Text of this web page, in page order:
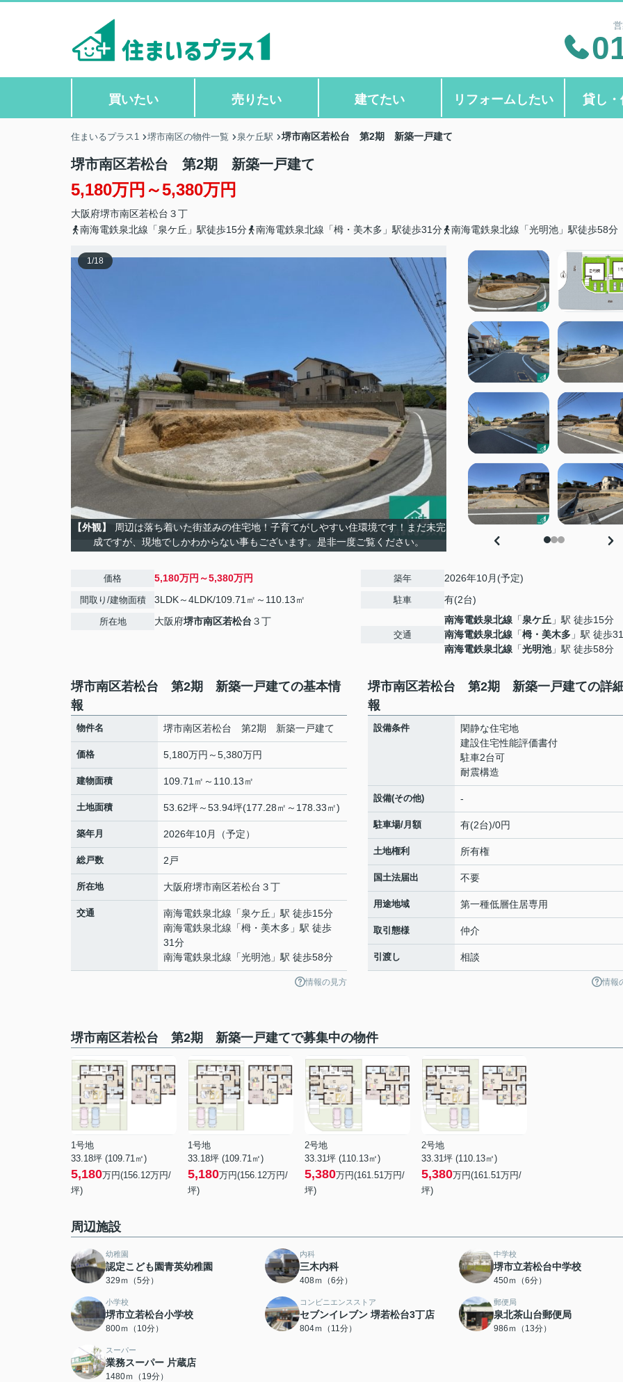
買いたい 売りたい 建てたい リフォームしたい 貸し
住まいるプラス1 堺市南区の物件一覧 泉ケ丘駅 堺市南区若松台 第2期 新築一戸建て
堺市南区若松台 第2期 新築一戸建て
5,180万円～5,380万円
大阪府堺市南区若松台 ３丁
南海電鉄泉北線「泉ケ丘」駅徒歩15分
南海電鉄泉北線「栂・美木多」駅徒歩31分 南海電鉄泉北線「光明池」駅徒歩58分
1/18
【外観】
周辺は落ち着いた街並みの住宅地！子育てがしやすい住環境です！まだ未完
成ですが、現地でしかわからない事もございます。是非一度ご覧ください。
価格 5,180万円～5,380万円
間取り/建物面積 3LDK～4LDK/109.71㎡～110.13㎡
所在地 大阪府堺市南区若松台 ３丁
築年 2026年10月(予定)
駐車 有(2台)
交通
南海電鉄泉北線 「泉ケ丘 」駅 徒歩15分
南海電鉄泉北線 「栂・美木多 」駅 徒歩
南海電鉄泉北線 「光明池」駅 徒歩58分
堺市南区若松台 第2期 新築一戸建ての基本情
報
物件名 堺市南区若松台 第2期 新築一戸建て
価格 5,180万円～5,380万円
建物面積 109.71㎡～110.13㎡
土地面積 53.62坪～53.94坪(177.28㎡～178.33㎡)
築年月 2026年10月（予定）
総戸数 2戸
所在地 大阪府堺市南区若松台 ３丁
交通 南海電鉄泉北線 「泉ケ丘 」駅 徒歩15分
南海電鉄泉北線 「栂・美木多 」駅 徒歩
31分
南海電鉄泉北線 「光明池 」駅 徒歩58分
情報の見方
堺市南区若松台 第2期 新築一戸建ての詳
報
設備条件
閑静な住宅地
建設住宅性能評価書付
駐車2台可
耐震構造
設備(その他) -
駐車場/月額 有(2台)/0円
土地権利 所有権
国土法届出 不要
用途地域 第一種低層住居専用
取引態様 仲介
引渡し 相談
情報
堺市南区若松台 第2期 新築一戸建てで募集中の物件
1号地
33.18坪 (109.71㎡)
5,180万円(156.12万円/
坪)
1号地
33.18坪 (109.71㎡)
5,180万円(156.12万円/
坪)
2号地
33.31坪 (110.13㎡)
5,380万円(161.51万円/
坪)
2号地
33.31坪 (110.13㎡)
5,380万円(161.51万円/
坪)
周辺施設
幼稚園
認定こども園青英幼稚園
329ｍ（5分）
内科
三木内科
408ｍ（6分）
中学校
堺市立若松台中学校
450ｍ（6分）
小学校
堺市立若松台小学校
800ｍ（10分）
コンビニエンスストア
セブンイレブン 堺若松台3丁店
804ｍ（11分）
郵便局
泉北茶山台郵便局
986ｍ（13分）
スーパー
業務スーパー 片蔵店
1480ｍ（19分）